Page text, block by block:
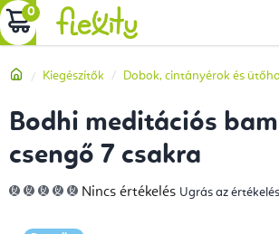
Ugrás
a
tartalomhoz
KOSÁR
Kezdőlap
Kiegészítők Dobok, cintányérok és
Bodhi meditációs
csengő 7 csakra
A
termék
5-
Nincs értékelés Ugrás az